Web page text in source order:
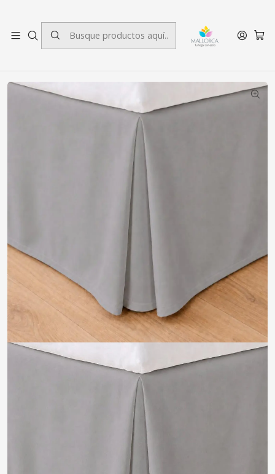
Inicio Dormitorio Faldón SuperKing
Faldón Liso SuperKing Gris